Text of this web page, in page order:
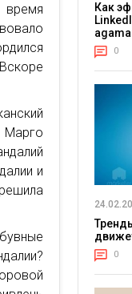
время
Марго
и
Как
agama
0
0